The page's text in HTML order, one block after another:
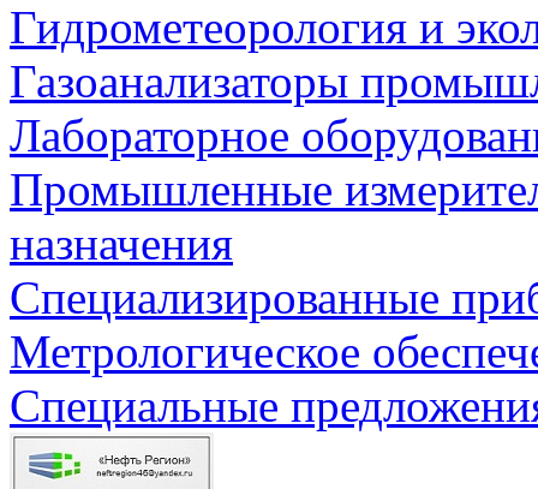
Гидрометеорология и
Газоанализаторы
Лабораторное
Промышленные
назначения
Специализированные
Метрологическое
Специальные